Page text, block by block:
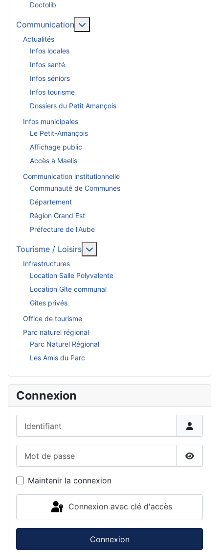
Doctolib
Communication
Actualités
Infos locales
Infos santé
Infos séniors
Infos tourisme
Dossiers du Petit Amançois
Infos municipales
Le Petit-Amançois
Affichage public
Accès à Maelis
Communication institutionnelle
Communauté de Communes
Département
Région Grand Est
Préfecture de l'Aube
Tourisme / Loisirs
Infrastructures
Location Salle Polyvalente
Location Gîte communal
Gîtes privés
Office de tourisme
Parc naturel régional
Parc Naturel Régional
Les Amis du Parc
Connexion
Maintenir la connexion
Connexion avec clé d'accès
Connexion